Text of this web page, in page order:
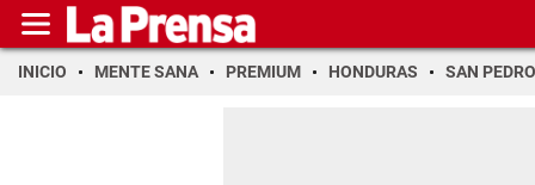
INICIO MENTE SANA PREMIUM HONDURAS SAN PEDRO